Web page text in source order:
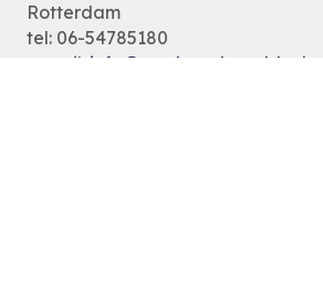
Rotterdam
tel: 06-54785180
e-mail: